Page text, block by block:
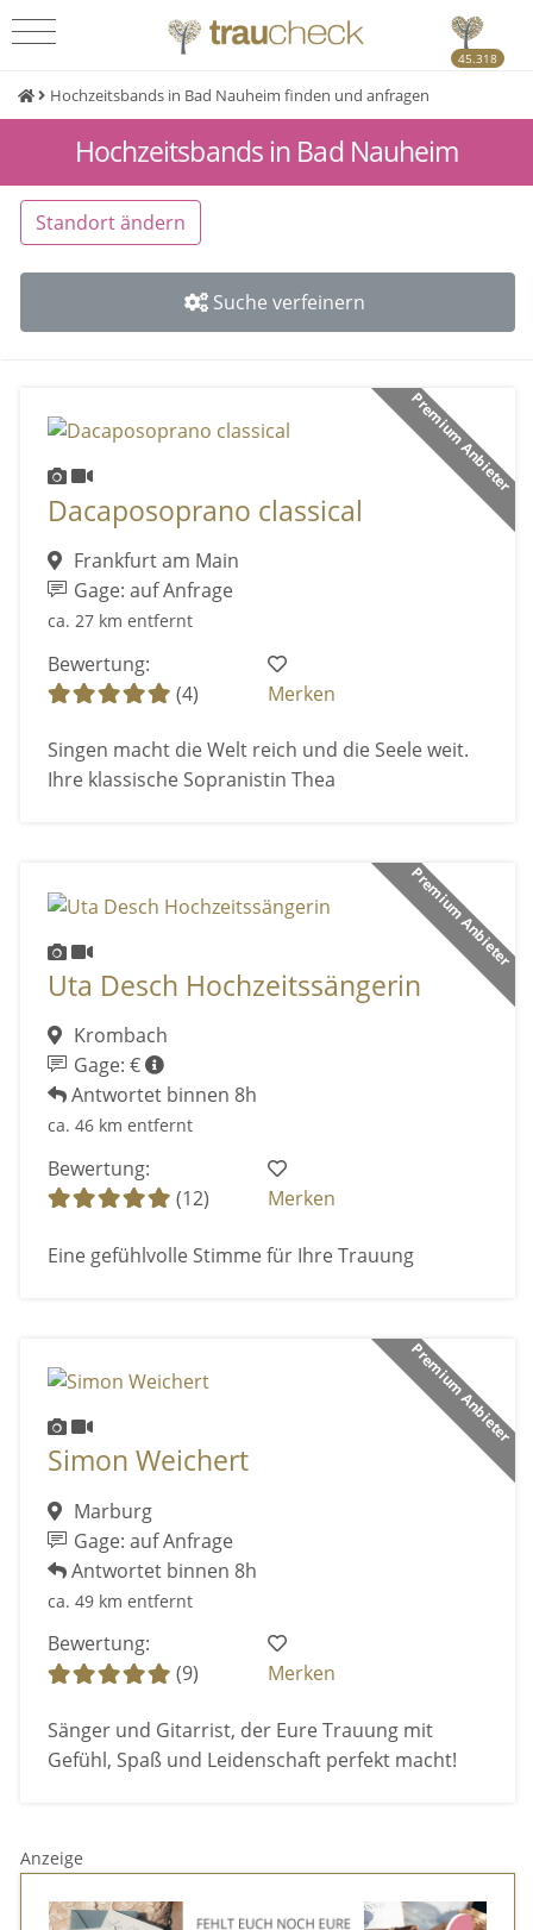
45.318
Hochzeitsbands in Bad Nauheim finden und anfragen
Hochzeitsbands in Bad Nauheim
Standort ändern
Suche verfeinern
Premium Anbieter
Dacaposoprano classical
Frankfurt am Main
Gage: auf Anfrage
ca. 27 km entfernt
Bewertung:
(4)
Merken
Singen macht die Welt reich und die Seele weit.
Ihre klassische Sopranistin Thea
Premium Anbieter
Uta Desch Hochzeitssängerin
Krombach
Gage: €
Antwortet binnen 8h
ca. 46 km entfernt
Bewertung:
(12)
Merken
Eine gefühlvolle Stimme für Ihre Trauung
Premium Anbieter
Simon Weichert
Marburg
Gage: auf Anfrage
Antwortet binnen 8h
ca. 49 km entfernt
Bewertung:
(9)
Merken
Sänger und Gitarrist, der Eure Trauung mit
Gefühl, Spaß und Leidenschaft perfekt macht!
Anzeige